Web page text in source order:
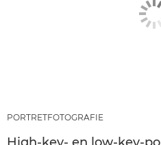
PORTRETFOTOGRAFIE
High-key- en low-key-